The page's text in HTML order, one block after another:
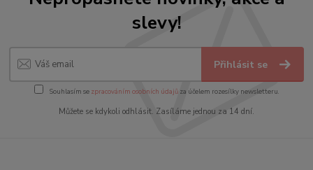
slevy!
Přihlásit se
Souhlasím se zpracováním osobních údajůza účelem rozesílky newsletteru.
Můžete se kdykoli odhlásit. Zasíláme jednou za 14 dní.